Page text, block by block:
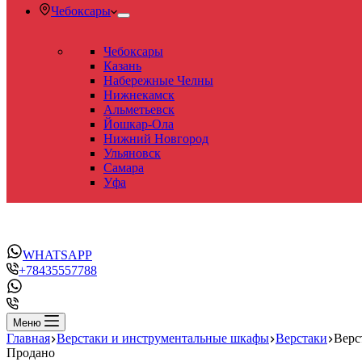
Чебоксары
Чебоксары
Казань
Набережные Челны
Нижнекамск
Альметьевск
Йошкар-Ола
Нижний Новгород
Ульяновск
Самара
Уфа
WHATSAPP
+78435557788
Меню
Главная Верстаки и инструментальные шкафы Верстаки
Продано